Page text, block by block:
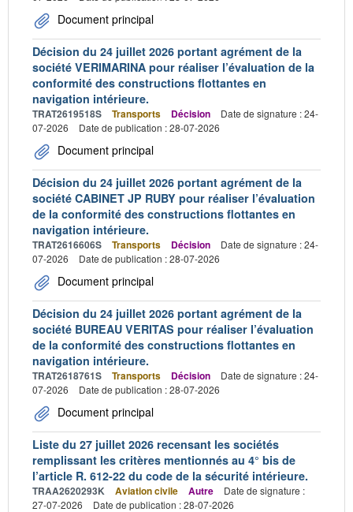
Document principal
Décision du 24 juillet 2026 portant agrément de la
société VERIMARINA pour réaliser l’évaluation de la
conformité des constructions flottantes en
navigation intérieure.
TRAT2619518S Transports Décision
Date de signature : 24-
07-2026
Date de publication : 28-07-2026
Document principal
Décision du 24 juillet 2026 portant agrément de la
société CABINET JP RUBY pour réaliser l’évaluation
de la conformité des constructions flottantes en
navigation intérieure.
TRAT2616606S Transports Décision
Date de signature : 24-
07-2026
Date de publication : 28-07-2026
Document principal
Décision du 24 juillet 2026 portant agrément de la
société BUREAU VERITAS pour réaliser l’évaluation
de la conformité des constructions flottantes en
navigation intérieure.
TRAT2618761S Transports Décision
Date de signature : 24-
07-2026
Date de publication : 28-07-2026
Document principal
Liste du 27 juillet 2026 recensant les sociétés
remplissant les critères mentionnés au 4° bis de
l’article R. 612-22 du code de la sécurité intérieure.
TRAA2620293K Aviation civile Autre
Date de signature :
27-07-2026
Date de publication : 28-07-2026